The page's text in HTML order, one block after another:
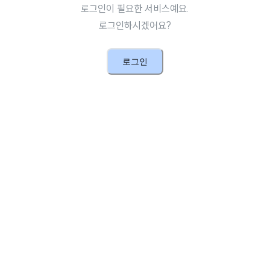
로그인이 필요한 서비스예요.
로그인하시겠어요?
로그인